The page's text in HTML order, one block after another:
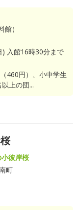
）
入館16時30分まで
460円）、小中学生
上の団...
彼岸桜
町